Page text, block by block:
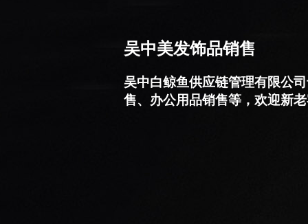
吴中美发饰品销售
吴中白鲸鱼供应链管理有限公
售、办公用品销售等，欢迎新